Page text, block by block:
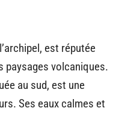
est réputée
paysages volcaniques.
au sud, est une
Ses eaux calmes et